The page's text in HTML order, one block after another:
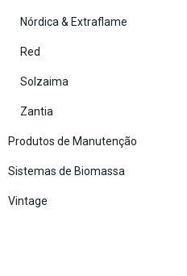
Nórdica & Extraflame
Red
Solzaima
Zantia
Produtos de Manutenção
Sistemas de Biomassa
Vintage